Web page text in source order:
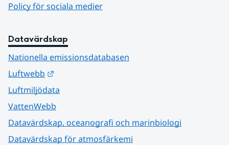
Policy för sociala medier
Datavärdskap
Nationella emissionsdatabasen
Luftwebb
Luftmiljödata
VattenWebb
Datavärdskap, oceanografi och marinbiologi
Datavärdskap för atmosfärkemi